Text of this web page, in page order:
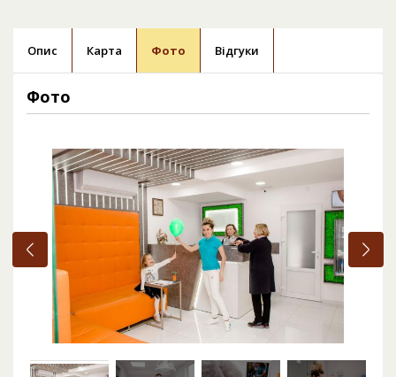
Опис Карта Фото Відгуки
Фото